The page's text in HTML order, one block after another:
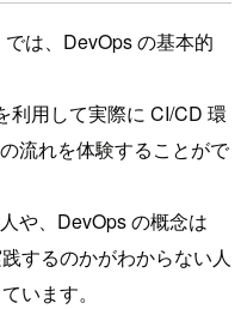
では、DevOps の基本的
利用して実際に CI/CD 環
流れを体験することがで
や、DevOps の概念は
するのかがわからない人
います。